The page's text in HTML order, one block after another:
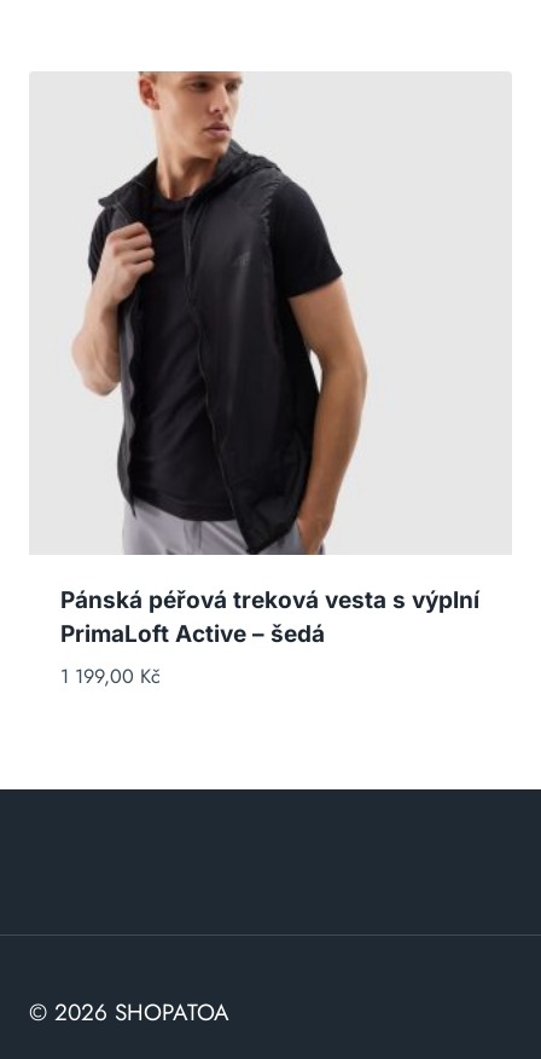
Pánská péřová treková vesta s výplní
PrimaLoft Active – šedá
1 199,00 Kč
© 2026 SHOPATOA